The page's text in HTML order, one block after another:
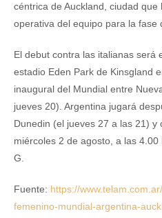
céntrica de Auckland, ciudad
operativa del equipo para la fase
El debut contra las italianas será
estadio Eden Park de Kinsgland
inaugural del Mundial entre
jueves 20). Argentina jugará
Dunedin (el jueves 27 a las 21)
miércoles 2 de agosto, a las
G.
Fuente: https://
femenino-mundial-argentina-